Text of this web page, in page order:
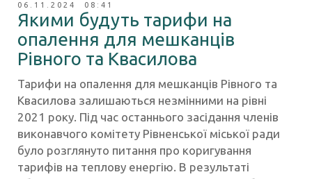
06.11.2024 08:41
Якими будуть тарифи на
опалення для мешканців
Рівного та Квасилова
Тарифи на опалення для мешканців Рівного та
Квасилова залишаються незмінними на рівні
2021 року. Під час останнього засідання членів
виконавчого комітету Рівненської міської ради
було розглянуто питання про коригування
тарифів на теплову енергію. В результаті